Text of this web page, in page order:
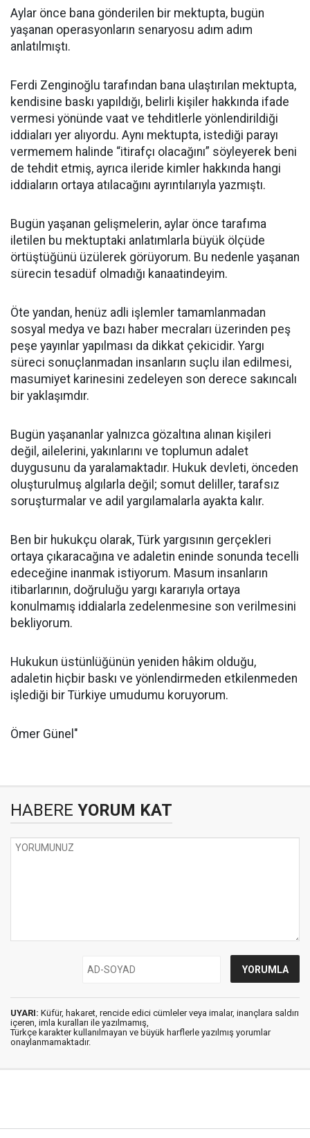
Aylar önce bana gönderilen bir mektupta, bugün
yaşanan operasyonların senaryosu adım adım
anlatılmıştı.
Ferdi Zenginoğlu tarafından bana ulaştırılan mektupta,
kendisine baskı yapıldığı, belirli kişiler hakkında ifade
vermesi yönünde vaat ve tehditlerle yönlendirildiği
iddiaları yer alıyordu. Aynı mektupta, istediği parayı
vermemem halinde “itirafçı olacağını” söyleyerek beni
de tehdit etmiş, ayrıca ileride kimler hakkında hangi
iddiaların ortaya atılacağını ayrıntılarıyla yazmıştı.
Bugün yaşanan gelişmelerin, aylar önce tarafıma
iletilen bu mektuptaki anlatımlarla büyük ölçüde
örtüştüğünü üzülerek görüyorum. Bu nedenle yaşanan
sürecin tesadüf olmadığı kanaatindeyim.
Öte yandan, henüz adli işlemler tamamlanmadan
sosyal medya ve bazı haber mecraları üzerinden peş
peşe yayınlar yapılması da dikkat çekicidir. Yargı
süreci sonuçlanmadan insanların suçlu ilan edilmesi,
masumiyet karinesini zedeleyen son derece sakıncalı
bir yaklaşımdır.
Bugün yaşananlar yalnızca gözaltına alınan kişileri
değil, ailelerini, yakınlarını ve toplumun adalet
duygusunu da yaralamaktadır. Hukuk devleti, önceden
oluşturulmuş algılarla değil; somut deliller, tarafsız
soruşturmalar ve adil yargılamalarla ayakta kalır.
Ben bir hukukçu olarak, Türk yargısının gerçekleri
ortaya çıkaracağına ve adaletin eninde sonunda tecelli
edeceğine inanmak istiyorum. Masum insanların
itibarlarının, doğruluğu yargı kararıyla ortaya
konulmamış iddialarla zedelenmesine son verilmesini
bekliyorum.
Hukukun üstünlüğünün yeniden hâkim olduğu,
adaletin hiçbir baskı ve yönlendirmeden etkilenmeden
işlediği bir Türkiye umudumu koruyorum.
Ömer Günel"
HABERE YORUM KAT
UYARI: Küfür, hakaret, rencide edici cümleler veya imalar, inançlara saldırı
içeren, imla kuralları ile yazılmamış,
Türkçe karakter kullanılmayan ve büyük harflerle yazılmış yorumlar
onaylanmamaktadır.